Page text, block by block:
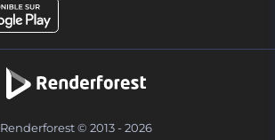
Renderforest © 2013 - 2026